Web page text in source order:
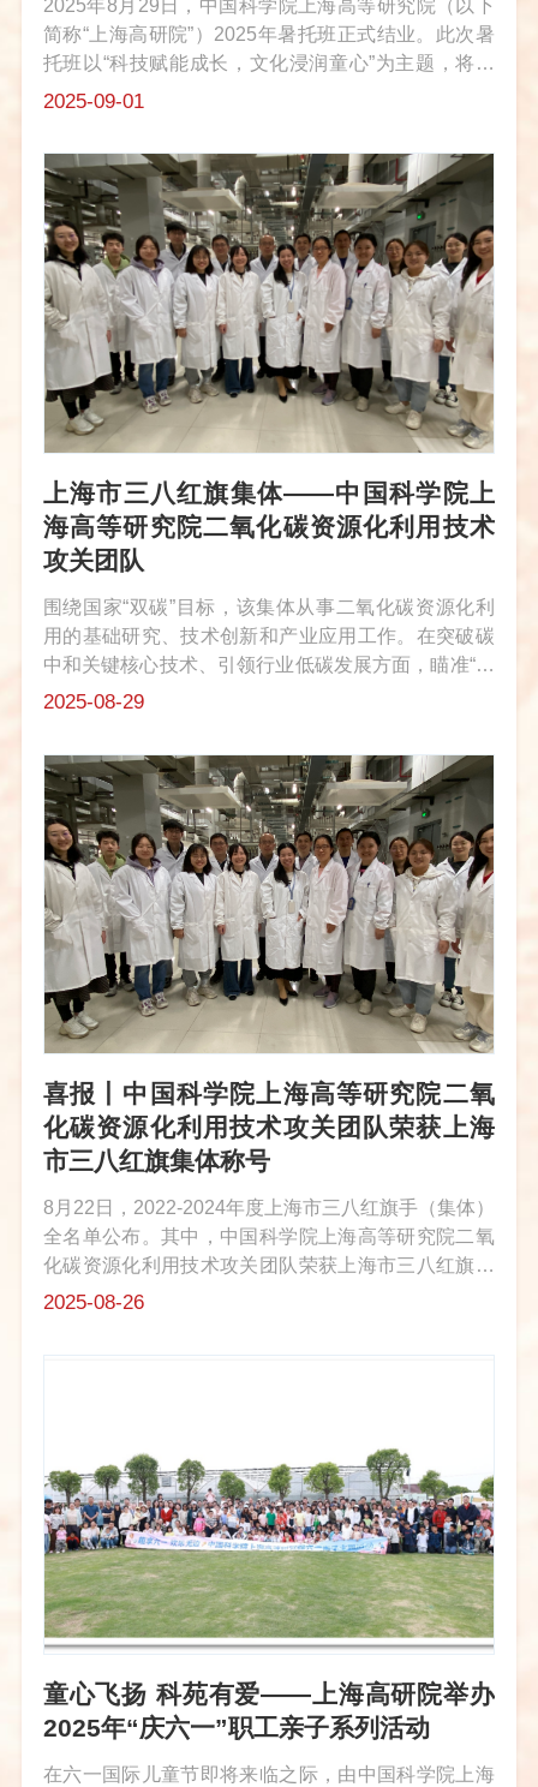
2025年8月29日，中国科学院上海高等研究院（以下
简称“上海高研院”）2025年暑托班正式结业。此次暑
托班以“科技赋能成长，文化浸润童心”为主题，将科
技探索、科普教育与人文滋养相结合，为张江科学城
期成长平台。上海高研院院长黄...
2025-09-01
上海市三八红旗集体——中国科学院上
海高等研究院二氧化碳资源化利用技术
攻关团队
围绕国家“双碳”目标，该集体从事二氧化碳资源化利
用的基础研究、技术创新和产业应用工作。在突破碳
中和关键核心技术、引领行业低碳发展方面，瞄准“二
氧化碳因惰性难实现高效转化及工业应用”关键核心问
氢制甲醇工业催化剂及其放...
2025-08-29
喜报丨中国科学院上海高等研究院二氧
化碳资源化利用技术攻关团队荣获上海
市三八红旗集体称号
8月22日，2022-2024年度上海市三八红旗手（集体）
全名单公布。其中，中国科学院上海高等研究院二氧
化碳资源化利用技术攻关团队荣获上海市三八红旗集
体称号。围绕国家“双碳”目标，该集体从事二氧化碳
在突破碳中和关键核心技术、引...
2025-08-26
童心飞扬 科苑有爱——上海高研院举办
2025年“庆六一”职工亲子系列活动
在六一国际儿童节即将来临之际，由中国科学院上海